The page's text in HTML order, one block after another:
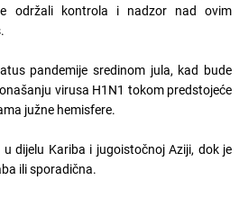
održali kontrola i nadzor nad ovim
pandemije sredinom jula, kad bude
virusa H1N1 tokom predstojeće
južne hemisfere.
dijelu Kariba i jugoistočnoj Aziji, dok je
ili sporadična.